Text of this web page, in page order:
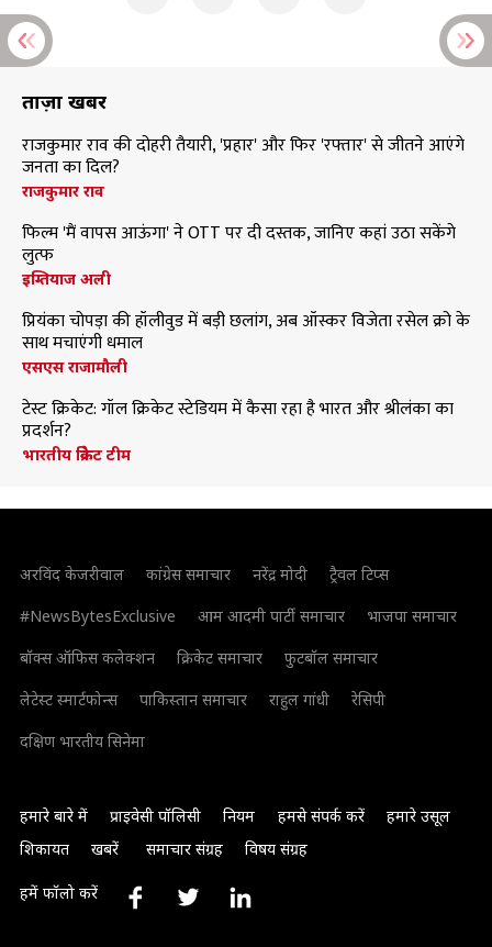
ताज़ा खबरें
राजकुमार राव की दोहरी तैयारी, 'प्रहार' और फिर 'रफ्तार' से जीतने आएंगे
जनता का दिल?
राजकुमार राव
फिल्म 'मैं वापस आऊंगा' ने OTT पर दी दस्तक, जानिए कहां उठा सकेंगे
लुत्फ
इम्तियाज अली
प्रियंका चोपड़ा की हॉलीवुड में बड़ी छलांग, अब ऑस्कर विजेता रसेल क्रो के
साथ मचाएंगी धमाल
एसएस राजामौली
टेस्ट क्रिकेट: गॉल क्रिकेट स्टेडियम में कैसा रहा है भारत और श्रीलंका का
प्रदर्शन?
भारतीय क्रिकेट टीम
अरविंद केजरीवाल कांग्रेस समाचार नरेंद्र मोदी
ट्रैवल टिप्स
#NewsBytesExclusive
आम आदमी पार्टी समाचार
भाजपा समाचार
बॉक्स ऑफिस कलेक्शन
क्रिकेट समाचार
फुटबॉल समाचार
लेटेस्ट स्मार्टफोन्स
पाकिस्तान समाचार राहुल गांधी
रेसिपी
दक्षिण भारतीय सिनेमा
हमारे बारे में प्राइवेसी पॉलिसी नियम हमसे संपर्क करें
हमारे उसूल
शिकायत
खबरें समाचार संग्रह विषय संग्रह
हमें फॉलो करें